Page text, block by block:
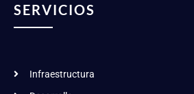
SERVICIOS
Infraestructura